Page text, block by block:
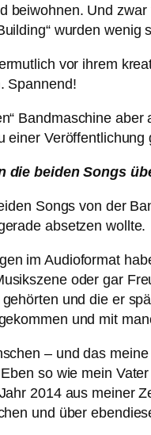
beiwohnen. Und
wurden wenig
vor ihrem
Spannend!
Bandmaschine
einer Veröffentlichung
die beiden Songs
Songs von der
absetzen wollte.
im Audioformat
oder gar
und die er
und mit
– und das
so wie mein
2014 aus meiner
und über